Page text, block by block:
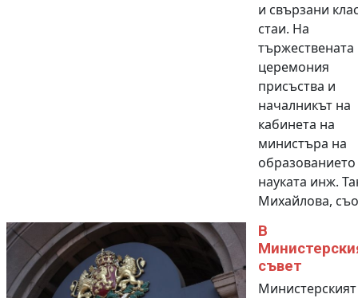
и свързани
стаи. На
тържествената
церемония
присъства и
началникът на
кабинета на
министъра на
науката инж.
Михайлова,
В
съвет
Министерският